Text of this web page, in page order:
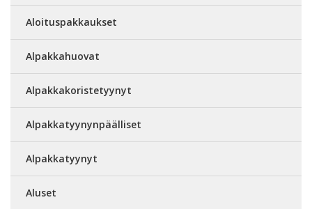
Aloituspakkaukset
Alpakkahuovat
Alpakkakoristetyynyt
Alpakkatyynynpäälliset
Alpakkatyynyt
Aluset